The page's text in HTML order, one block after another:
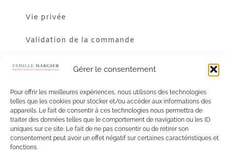
Gérer le consentement
Pour offrir les meilleures expériences, nous utilisons des technologies
telles que les cookies pour stocker et/ou accéder aux informations des
appareils. Le fait de consentir à ces technologies nous permettra de
traiter des données telles que le comportement de navigation ou les ID
uniques sur ce site. Le fait de ne pas consentir ou de retirer son
consentement peut avoir un effet négatif sur certaines caractéristiques et
fonctions.
Vie privée
Validation de la commande